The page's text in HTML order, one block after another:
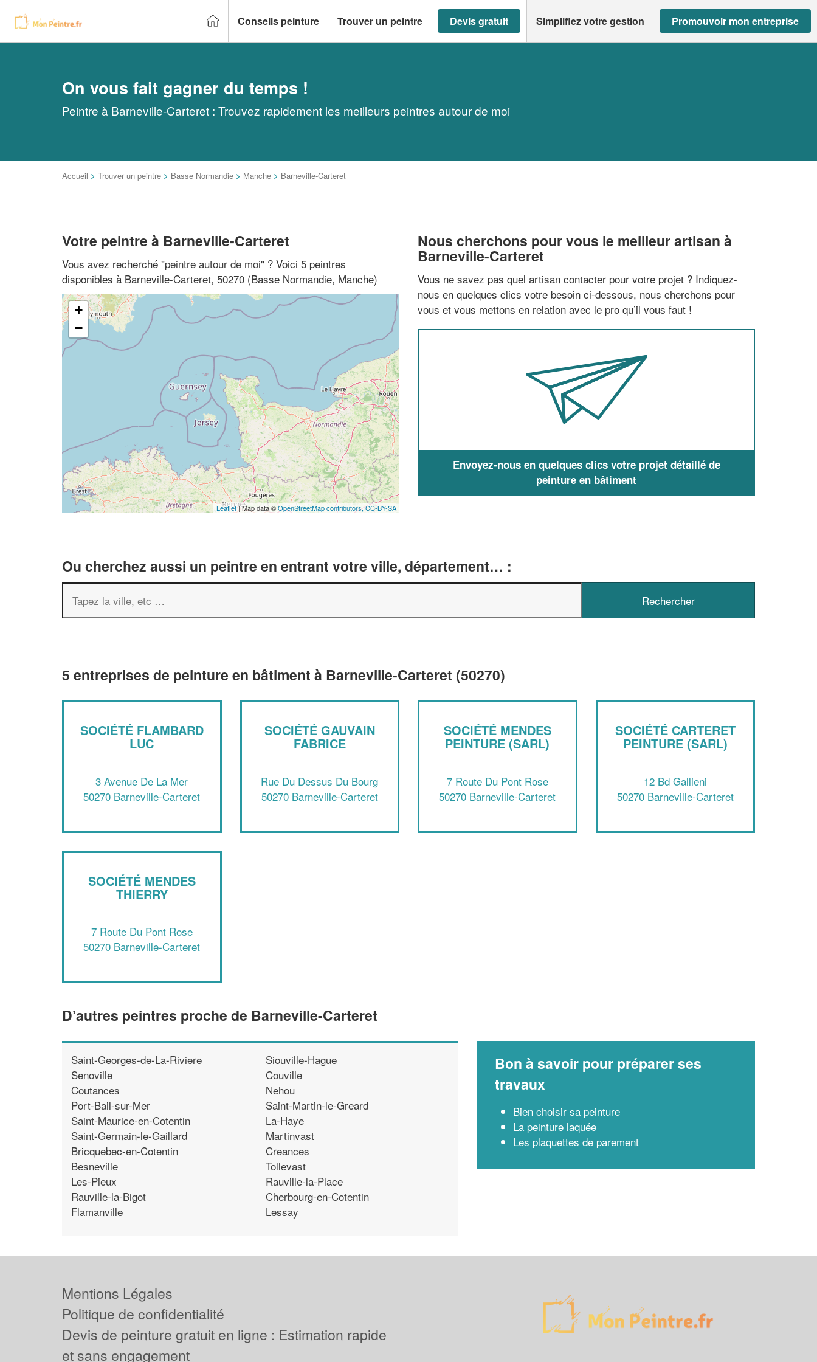
Conseils peinture Trouver un peintre Devis gratuit Simplifiez votre gestion Promouvoir mon entreprise
On vous fait gagner du temps !
Peintre à Barneville-Carteret : Trouvez rapidement les meilleurs peintres autour de moi
Accueil > Trouver un peintre > Basse Normandie > Manche > Barneville-Carteret
Votre peintre à Barneville-Carteret
Vous avez recherché "peintre autour de moi" ? Voici 5 peintres
disponibles à Barneville-Carteret, 50270 (Basse Normandie, Manche)
+
−
Leaflet| Map data ©OpenStreetMap contributors,CC-BY-SA
Nous cherchons pour vous le meilleur artisan à
Barneville-Carteret
Vous ne savez pas quel artisan contacter pour votre projet ? Indiquez-
nous en quelques clics votre besoin ci-dessous, nous cherchons pour
vous et vous mettons en relation avec le pro qu’il vous faut !
Envoyez-nous en quelques clics votre projet détaillé de
peinture en bâtiment
Ou cherchez aussi un peintre en entrant votre ville, département… :
5 entreprises de peinture en bâtiment à Barneville-Carteret (50270)
SOCIÉTÉ FLAMBARD
LUC
3 Avenue De La Mer
50270 Barneville-Carteret
SOCIÉTÉ GAUVAIN
FABRICE
Rue Du Dessus Du Bourg
50270 Barneville-Carteret
SOCIÉTÉ MENDES
PEINTURE (SARL)
7 Route Du Pont Rose
50270 Barneville-Carteret
SOCIÉTÉ CARTERET
PEINTURE (SARL)
12 Bd Gallieni
50270 Barneville-Carteret
SOCIÉTÉ MENDES
THIERRY
7 Route Du Pont Rose
50270 Barneville-Carteret
D’autres peintres proche de Barneville-Carteret
Saint-Georges-de-La-Riviere
Senoville
Coutances
Port-Bail-sur-Mer
Saint-Maurice-en-Cotentin
Saint-Germain-le-Gaillard
Bricquebec-en-Cotentin
Besneville
Les-Pieux
Rauville-la-Bigot
Flamanville
Siouville-Hague
Couville
Nehou
Saint-Martin-le-Greard
La-Haye
Martinvast
Creances
Tollevast
Rauville-la-Place
Cherbourg-en-Cotentin
Lessay
Bon à savoir pour préparer ses
travaux
Bien choisir sa peinture
La peinture laquée
Les plaquettes de parement
Vous êtes un
Augmentez votrechiffre d'affaires
En savoir plus
Mentions Légales
Politique de confidentialité
Devis de peinture gratuit en ligne : Estimation rapide
et sans engagement